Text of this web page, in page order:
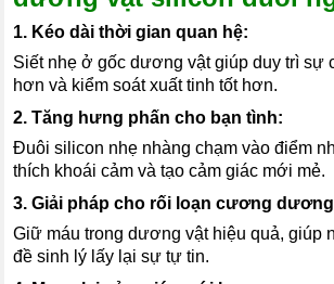
1. Kéo dài thời gian quan hệ:
Siết nhẹ ở gốc dương vật giúp duy trì sự
hơn và kiểm soát xuất tinh tốt hơn.
2. Tăng hưng phấn cho bạn tình:
Đuôi silicon nhẹ nhàng chạm vào điểm
thích khoái cảm và tạo cảm giác mới mẻ.
3. Giải pháp cho rối loạn cương
Giữ máu trong dương vật hiệu quả, giúp
đề sinh lý lấy lại sự tự tin.